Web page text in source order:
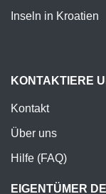
Inseln in Kroatien
KONTAKTIERE
Kontakt
Über uns
Hilfe (FAQ)
EIGENTÜMER